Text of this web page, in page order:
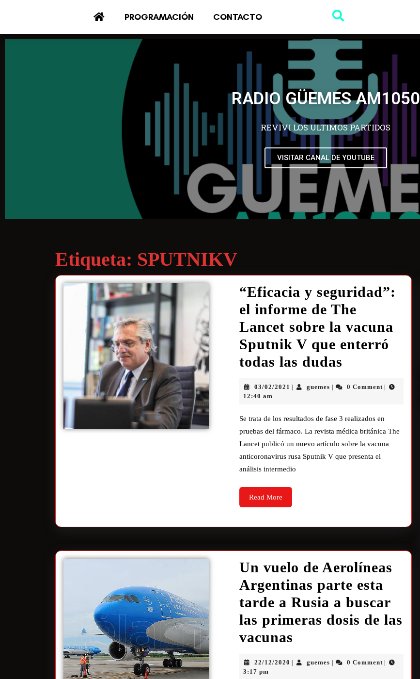
PROGRAMACIÓN CONTACTO
RADIO GÜEMES AM1050
REVIVI LOS ULTIMOS PARTIDOS
VISITAR CANAL DE YOUTUBE
Etiqueta: SPUTNIKV
“Eficacia y seguridad”:
el informe de The
Lancet sobre la vacuna
Sputnik V que enterró
todas las dudas
03/02/2021 guemes 0 Comment
12:40 am
Se trata de los resultados de fase 3 realizados en
pruebas del fármaco. La revista médica británica The
Lancet publicó un nuevo artículo sobre la vacuna
anticoronavirus rusa Sputnik V que presenta el
análisis intermedio
Read More
Un vuelo de Aerolíneas
Argentinas parte esta
tarde a Rusia a buscar
las primeras dosis de las
vacunas
22/12/2020 guemes 0 Comment
3:17 pm